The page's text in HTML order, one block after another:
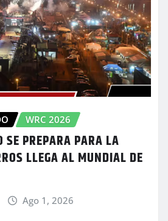
WRC 2026
SE PREPARA PARA LA
LLEGA AL MUNDIAL DE
Ago 1, 2026